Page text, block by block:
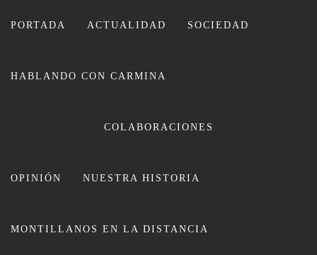
PORTADA ACTUALIDAD SOCIEDAD
HABLANDO CON CARMINA
COLABORACIONES
OPINIÓN NUESTRA HISTORIA
MONTILLANOS EN LA DISTANCIA
CARMINA LEIVA